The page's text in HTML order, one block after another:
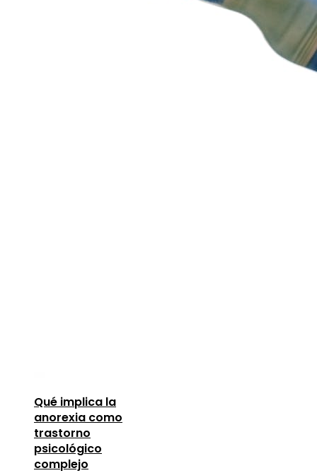
Qué implica la
anorexia como
trastorno
psicológico
complejo